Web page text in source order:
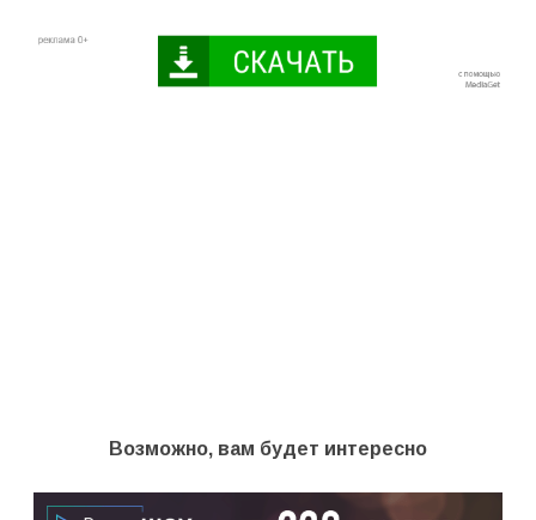
Возможно, вам будет интересно